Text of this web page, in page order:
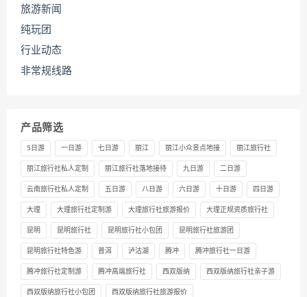
旅游新闻
纯玩团
行业动态
非常规线路
产品筛选
5日游 一日游 七日游 丽江 丽江小众景点地接 丽江旅行社
丽江旅行社私人定制 丽江旅行社落地接待 九日游 二日游
云南旅行社私人定制 五日游 八日游 六日游 十日游 四日游
大理 大理旅行社定制游 大理旅行社旅游报价 大理正规资质旅行社
昆明 昆明旅行社 昆明旅行社小包团 昆明旅行社旅游团
昆明旅行社特色游 普洱 泸沽湖 腾冲 腾冲旅行社一日游
腾冲旅行社定制游 腾冲高端旅行社 西双版纳 西双版纳旅行社亲子游
西双版纳旅行社小包团 西双版纳旅行社旅游报价